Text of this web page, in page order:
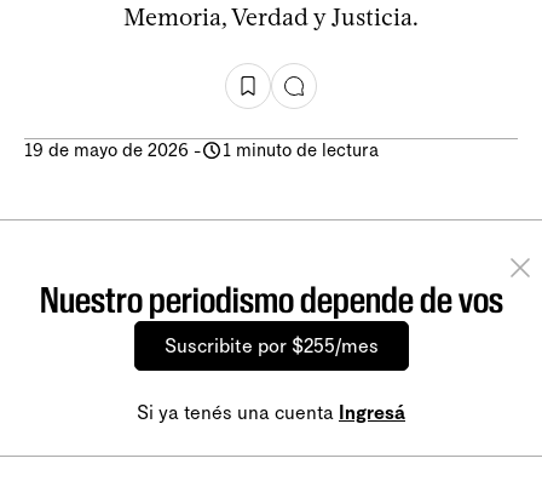
Memoria, Verdad y Justicia.
19 de mayo de 2026 - 1 minuto de lectura
Nuestro periodismo depende de vos
Suscribite por $255/mes
Si ya tenés una cuenta Ingresá